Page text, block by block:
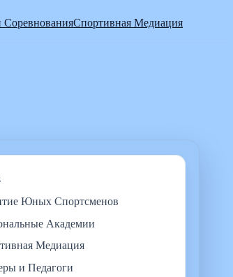
Спортивная Медиация
Юных Спортсменов
Академии
Медиация
и Педагоги